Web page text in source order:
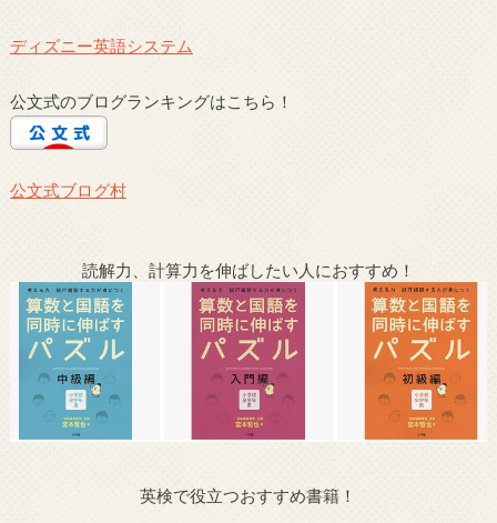
ディズニー英語システム
公文式のブログランキングはこちら！
公文式ブログ村
読解力、計算力を伸ばしたい人におすすめ！
英検で役立つおすすめ書籍！